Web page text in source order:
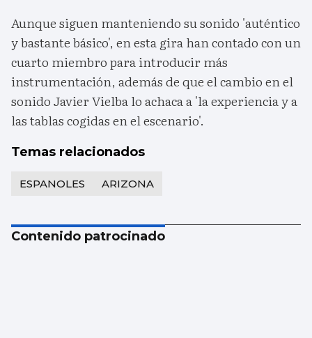
Aunque siguen manteniendo su sonido 'auténtico
y bastante básico', en esta gira han contado con un
cuarto miembro para introducir más
instrumentación, además de que el cambio en el
sonido Javier Vielba lo achaca a 'la experiencia y a
las tablas cogidas en el escenario'.
Temas relacionados
ESPANOLES ARIZONA
Contenido patrocinado